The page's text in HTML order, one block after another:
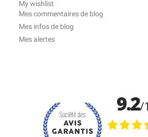
My wishlist
Mes commentaires de blog
Mes infos de blog
Mes alertes